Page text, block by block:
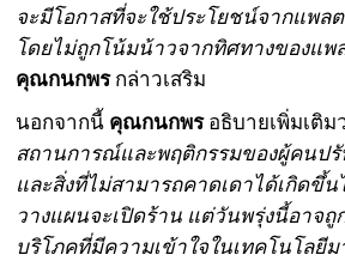
จะมีโอกาสที่จะใช้ประโยชน์จากแพล
โดยไม่ถูกโน้มน้าวจากทิศทางของแพ
คุณกนกพรกล่าวเสริม
นอกจากนี้ คุณกนกพรอธิบายเพิ่มเติม
สถานการณ์และพฤติกรรมของผู้คนปรั
และสิ่งที่ไม่สามารถคาดเดาได้เกิดขึ้
วางแผนจะเปิดร้าน แต่วันพรุ่งนี้อาจถู
บริโภคที่มีความเข้าใจในเทคโนโลยี